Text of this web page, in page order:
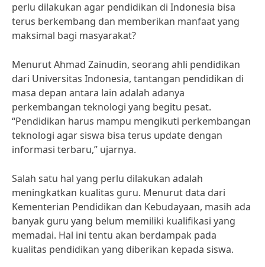
perlu dilakukan agar pendidikan di Indonesia bisa
terus berkembang dan memberikan manfaat yang
maksimal bagi masyarakat?
Menurut Ahmad Zainudin, seorang ahli pendidikan
dari Universitas Indonesia, tantangan pendidikan di
masa depan antara lain adalah adanya
perkembangan teknologi yang begitu pesat.
“Pendidikan harus mampu mengikuti perkembangan
teknologi agar siswa bisa terus update dengan
informasi terbaru,” ujarnya.
Salah satu hal yang perlu dilakukan adalah
meningkatkan kualitas guru. Menurut data dari
Kementerian Pendidikan dan Kebudayaan, masih ada
banyak guru yang belum memiliki kualifikasi yang
memadai. Hal ini tentu akan berdampak pada
kualitas pendidikan yang diberikan kepada siswa.